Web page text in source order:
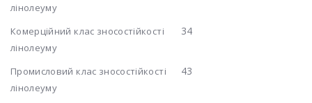
лінолеуму
Комерційний клас зносостійкості
лінолеуму
34
Промисловий клас зносостійкості
лінолеуму
43